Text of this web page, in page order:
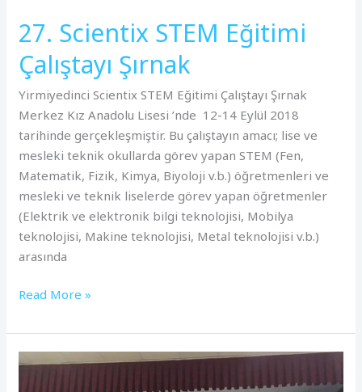
27. Scientix STEM Eğitimi
Çalıştayı Şırnak
Yirmiyedinci Scientix STEM Eğitimi Çalıştayı Şırnak
Merkez Kız Anadolu Lisesi ’nde 12-14 Eylül 2018
tarihinde gerçekleşmiştir. Bu çalıştayın amacı; lise ve
mesleki teknik okullarda görev yapan STEM (Fen,
Matematik, Fizik, Kimya, Biyoloji v.b.) öğretmenleri ve
mesleki ve teknik liselerde görev yapan öğretmenler
(Elektrik ve elektronik bilgi teknolojisi, Mobilya
teknolojisi, Makine teknolojisi, Metal teknolojisi v.b.)
arasında
Read More »
26.